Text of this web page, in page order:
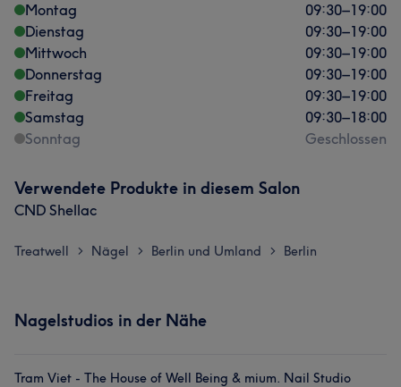
Montag 09:30–19:00
Dienstag
09:30–19:00
Mittwoch
09:30–19:00
Donnerstag
09:30–19:00
Freitag
09:30–19:00
Samstag
09:30–18:00
Sonntag
Geschlossen
Verwendete Produkte in diesem Salon
CND Shellac
Treatwell > Nägel > Berlin und Umland > Berlin
Nagelstudios in der Nähe
Tram Viet - The House of Well Being & mium. Nail Studio